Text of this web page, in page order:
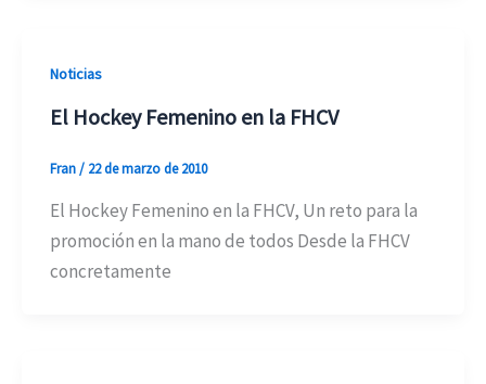
Noticias
El Hockey Femenino en la FHCV
Fran/ 22 de marzo de 2010
El Hockey Femenino en la FHCV, Un reto para la
promoción en la mano de todos Desde la FHCV
concretamente